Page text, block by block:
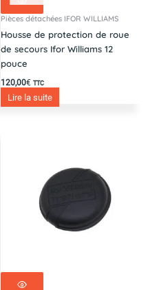
Pièces détachées IFOR WILLIAMS
Housse de protection de roue
de secours Ifor Williams 12
pouce
120,00€ TTC
Lire la suite